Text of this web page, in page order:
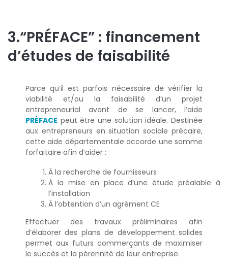
3.“PRÉFACE” : financement
d’études de faisabilité
Parce qu’il est parfois nécessaire de vérifier la
viabilité et/ou la faisabilité d’un projet
entrepreneurial avant de se lancer, l’aide
PRÉFACE peut être une solution idéale. Destinée
aux entrepreneurs en situation sociale précaire,
cette aide départementale accorde une somme
forfaitaire afin d’aider :
À la recherche de fournisseurs
À la mise en place d’une étude préalable à
l’installation
À l’obtention d’un agrément CE
Effectuer des travaux préliminaires afin
d’élaborer des plans de développement solides
permet aux futurs commerçants de maximiser
le succès et la pérennité de leur entreprise.